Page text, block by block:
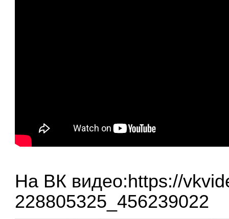
На ВК видео:https://
228805325_456239022